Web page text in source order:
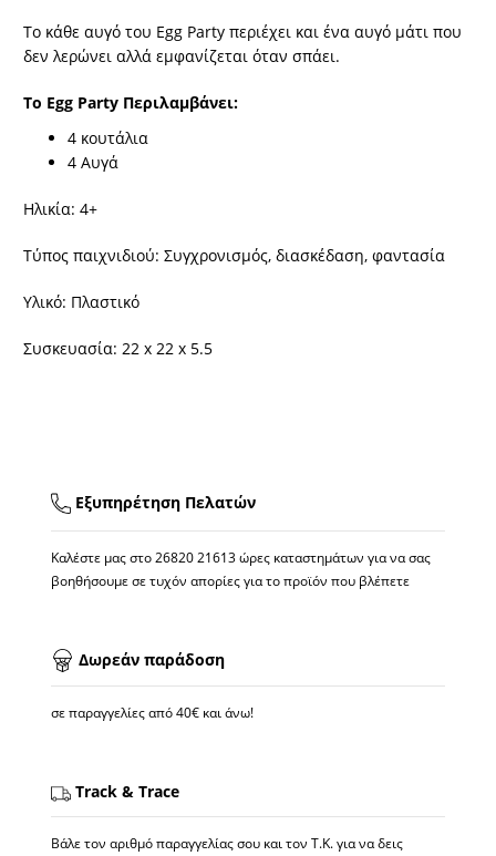
Το κάθε αυγό του Egg Party περιέχει και ένα αυγό μάτι που
δεν λερώνει αλλά εμφανίζεται όταν σπάει.
Το Egg Party Περιλαμβάνει:
4 κουτάλια
4 Αυγά
Ηλικία: 4+
Τύπος παιχνιδιού: Συγχρονισμός, διασκέδαση, φαντασία
Υλικό: Πλαστικό
Συσκευασία: 22 x 22 x 5.5
Εξυπηρέτηση Πελατών
Καλέστε μας στο26820 21613ώρες καταστημάτων για να σας
βοηθήσουμε σε τυχόν απορίες για το προϊόν που βλέπετε
Δωρεάν παράδοση
σε παραγγελίες από 40€ και άνω!
Track & Trace
Βάλε τον αριθμό παραγγελίας σου και τον Τ.Κ. για να δεις